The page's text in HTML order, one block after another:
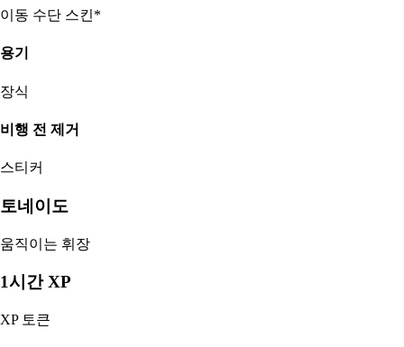
이동 수단 스킨*
용기
장식
비행 전 제거
스티커
토네이도
움직이는 휘장
1시간 XP
XP 토큰